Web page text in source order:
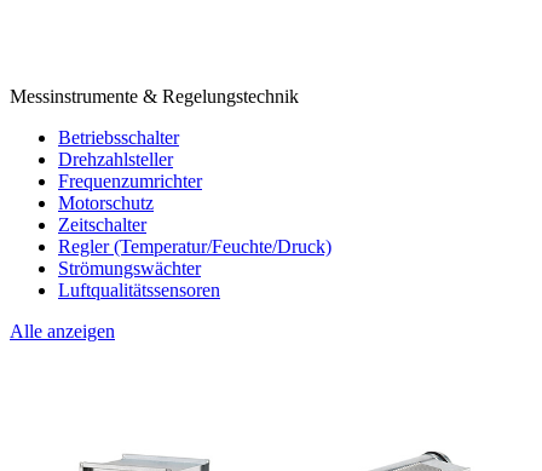
Messinstrumente & Regelungstechnik
Betriebsschalter
Drehzahlsteller
Frequenzumrichter
Motorschutz
Zeitschalter
Regler (Temperatur/Feuchte/Druck)
Strömungswächter
Luftqualitätssensoren
Alle anzeigen